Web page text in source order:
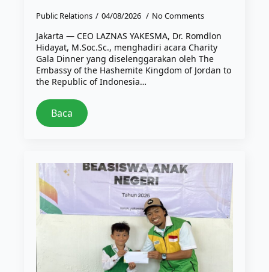
Public Relations 04/08/2026 No Comments
Jakarta — CEO LAZNAS YAKESMA, Dr. Romdlon
Hidayat, M.Soc.Sc., menghadiri acara Charity
Gala Dinner yang diselenggarakan oleh The
Embassy of the Hashemite Kingdom of Jordan to
the Republic of Indonesia…
Baca